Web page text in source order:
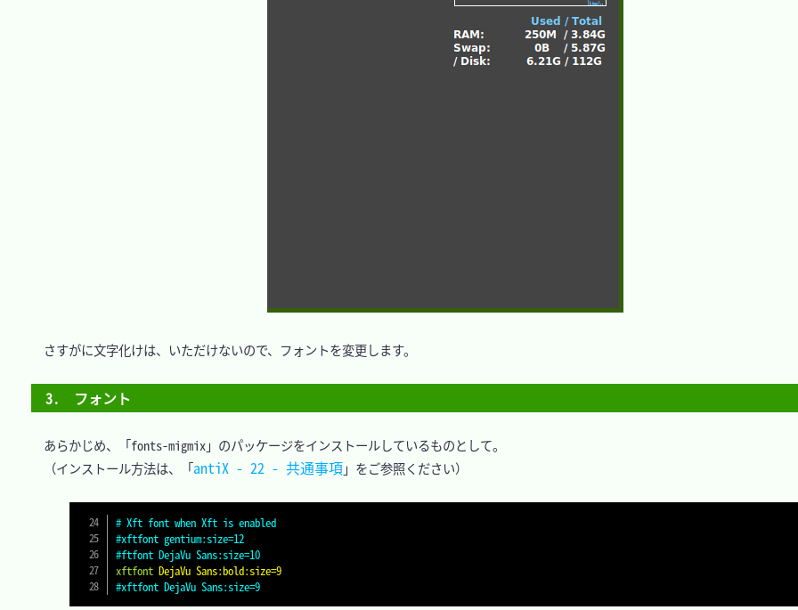
さすがに文字化けは、いただけないので、フォントを変更します。
3.　フォント
あらかじめ、「fonts-migmix」のパッケージをインストールしているものとして。
（インストール方法は、「antiX - 22 - 共通事項」をご参照ください）
# Xft font when Xft is enabled
#xftfont gentium:size=12
#ftfont DejaVu Sans:size=10
xftfont DejaVu Sans:bold:size=9
#xftfont DejaVu Sans:size=9